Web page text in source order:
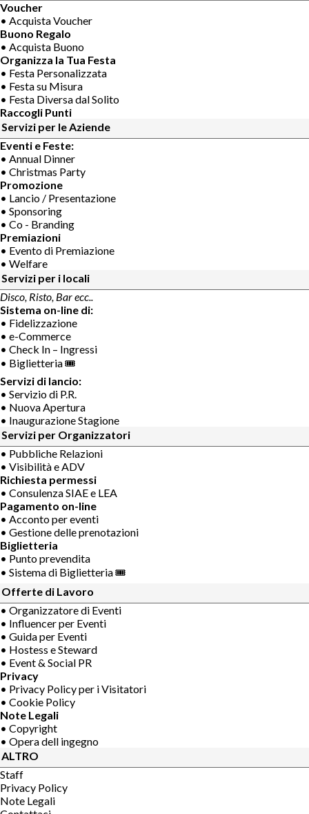
Voucher
• Acquista Voucher
Buono Regalo
• Acquista Buono
Organizza la Tua Festa
• Festa Personalizzata
• Festa su Misura
• Festa Diversa dal Solito
Raccogli Punti
Servizi per le Aziende
Eventi e Feste:
• Annual Dinner
• Christmas Party
Promozione
• Lancio / Presentazione
• Sponsoring
• Co - Branding
Premiazioni
• Evento di Premiazione
• Welfare
Servizi per i locali
Disco, Risto, Bar ecc..
Sistema on-line di:
• Fidelizzazione
• e-Commerce
• Check In – Ingressi
• Biglietteria 🎟
Servizi di lancio:
• Servizio di P.R.
• Nuova Apertura
• Inaugurazione Stagione
Servizi per Organizzatori
• Pubbliche Relazioni
• Visibilità e ADV
Richiesta permessi
• Consulenza SIAE e LEA
Pagamento on-line
• Acconto per eventi
• Gestione delle prenotazioni
Biglietteria
• Punto prevendita
• Sistema di Biglietteria 🎟
Offerte di Lavoro
• Organizzatore di Eventi
• Influencer per Eventi
• Guida per Eventi
• Hostess e Steward
• Event & Social PR
Privacy
• Privacy Policy per i Visitatori
• Cookie Policy
Note Legali
• Copyright
• Opera dell ingegno
ALTRO
Staff
Privacy Policy
Note Legali